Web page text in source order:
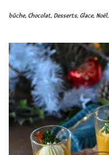
bûche, Chocolat, Desserts, Glace, Noël,